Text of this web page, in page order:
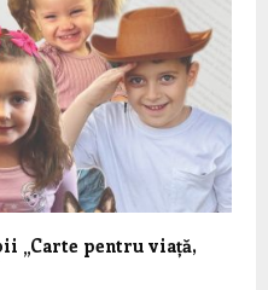
„Carte pentru viață,